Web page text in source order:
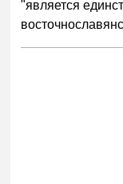
"является